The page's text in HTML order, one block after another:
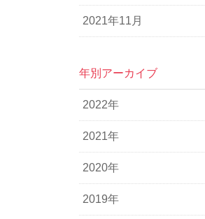
2021年11月
年別アーカイブ
2022年
2021年
2020年
2019年